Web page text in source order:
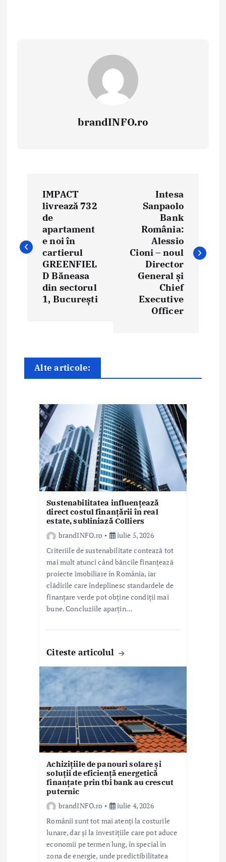
brandINFO.ro
i
a
IMPACT
livrează 732
de
apartament
e noi în
cartierul
GREENFIEL
D Băneasa
din sectorul
1, București
Intesa
Sanpaolo
Bank
România:
Alessio
Cioni – noul
Director
General și
Chief
Executive
Officer
Alte articole:
Sustenabilitatea influențează
direct costul finanțării în real
estate, subliniază Colliers
brandINFO.ro
iulie 5, 2026
Criteriile de sustenabilitate contează tot
mai mult atunci când băncile finanțează
proiecte imobiliare în România, iar
clădirile care îndeplinesc standardele de
finanțare verde pot obține condiții mai
bune. Concluziile aparțin…
Citeste articolul
Achizițiile de panouri solare și
soluții de eficiență energetică
finanțate prin tbi bank au crescut
puternic
brandINFO.ro
iulie 4, 2026
Românii sunt tot mai atenți la costurile
lunare, dar și la investițiile care pot aduce
economii pe termen lung, în special în
zona de energie, unde predictibilitatea